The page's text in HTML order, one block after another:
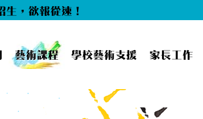
，欲報從速！
藝術課程 學校藝術支援 家長工作